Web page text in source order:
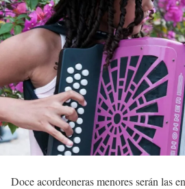
Doce acordeoneras menores serán las